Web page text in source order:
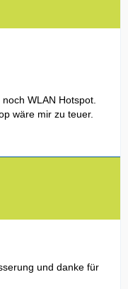
WLAN Hotspot.
wäre mir zu teuer.
und danke für